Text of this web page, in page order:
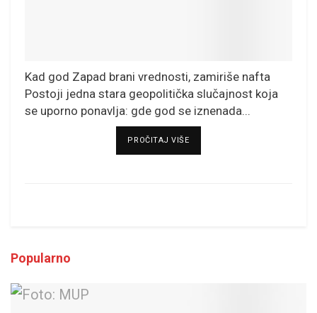
Kad god Zapad brani vrednosti, zamiriše nafta
Postoji jedna stara geopolitička slučajnost koja
se uporno ponavlja: gde god se iznenada...
PROČITAJ VIŠEDETAILS
Popularno